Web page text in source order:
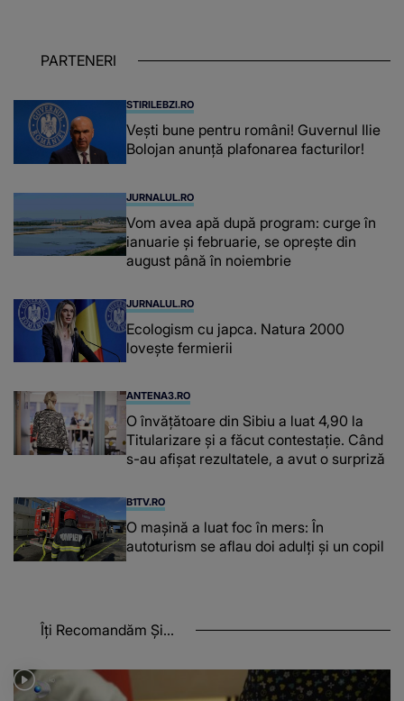
PARTENERI
STIRILEBZI.RO
Vești bune pentru români! Guvernul Ilie
Bolojan anunță plafonarea facturilor!
JURNALUL.RO
Vom avea apă după program: curge în
ianuarie și februarie, se oprește din
august până în noiembrie
JURNALUL.RO
Ecologism cu japca. Natura 2000
lovește fermierii
ANTENA3.RO
O învățătoare din Sibiu a luat 4,90 la
Titularizare și a făcut contestație. Când
s-au afișat rezultatele, a avut o surpriză
B1TV.RO
O maşină a luat foc în mers: În
autoturism se aflau doi adulți și un copil
Îți Recomandăm Și...